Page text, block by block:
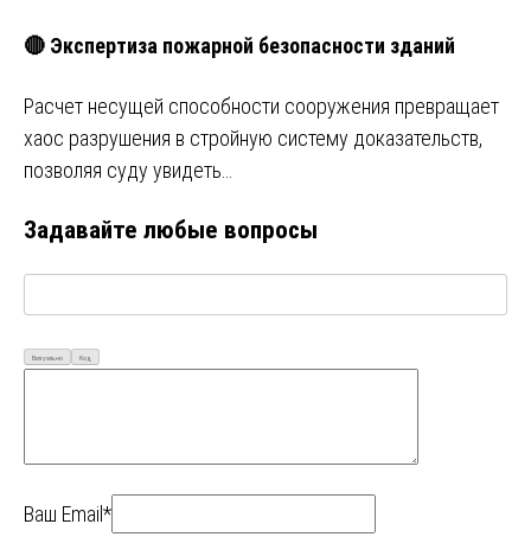
🔴 Экспертиза пожарной безопасности зданий
Расчет несущей способности сооружения превращает
хаос разрушения в стройную систему доказательств,
позволяя суду увидеть…
Задавайте любые вопросы
Визуально Код
Ваш Email*